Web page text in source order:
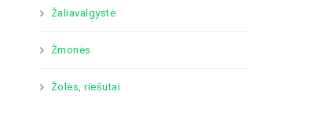
Žaliavalgystė
Žmonės
Žolės, riešutai